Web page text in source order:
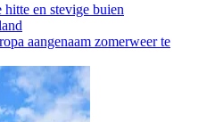
en stevige buien
aangenaam zomerweer te